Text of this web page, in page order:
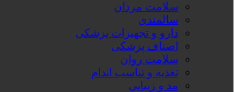
سلامت مردان
سالمندی
دارو و تجهیزات پزشکی
اصناف پزشکی
سلامت روان
تغذیه و تناسب اندام
مد و زیبایی